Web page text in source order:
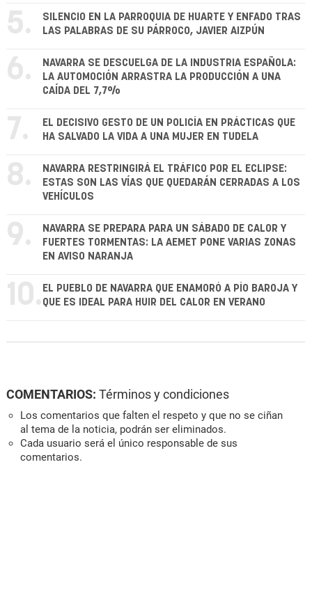
5.
SILENCIO EN LA PARROQUIA DE HUARTE Y ENFADO TRAS
LAS PALABRAS DE SU PÁRROCO, JAVIER AIZPÚN
6.
NAVARRA SE DESCUELGA DE LA INDUSTRIA ESPAÑOLA:
LA AUTOMOCIÓN ARRASTRA LA PRODUCCIÓN A UNA
CAÍDA DEL 7,7%
7.
EL DECISIVO GESTO DE UN POLICÍA EN PRÁCTICAS QUE
HA SALVADO LA VIDA A UNA MUJER EN TUDELA
8.
NAVARRA RESTRINGIRÁ EL TRÁFICO POR EL ECLIPSE:
ESTAS SON LAS VÍAS QUE QUEDARÁN CERRADAS A LOS
VEHÍCULOS
9.
NAVARRA SE PREPARA PARA UN SÁBADO DE CALOR Y
FUERTES TORMENTAS: LA AEMET PONE VARIAS ZONAS
EN AVISO NARANJA
10. EL PUEBLO DE NAVARRA QUE ENAMORÓ A PÍO BAROJA Y
QUE ES IDEAL PARA HUIR DEL CALOR EN VERANO
COMENTARIOS: Términos y condiciones
Los comentarios que falten el respeto y que no se ciñan
al tema de la noticia, podrán ser eliminados.
Cada usuario será el único responsable de sus
comentarios.